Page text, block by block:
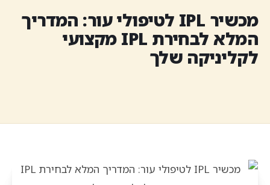
מכשיר IPL לטיפולי עור: המדריך
המלא לבחירת IPL מקצועי
לקליניקה שלך